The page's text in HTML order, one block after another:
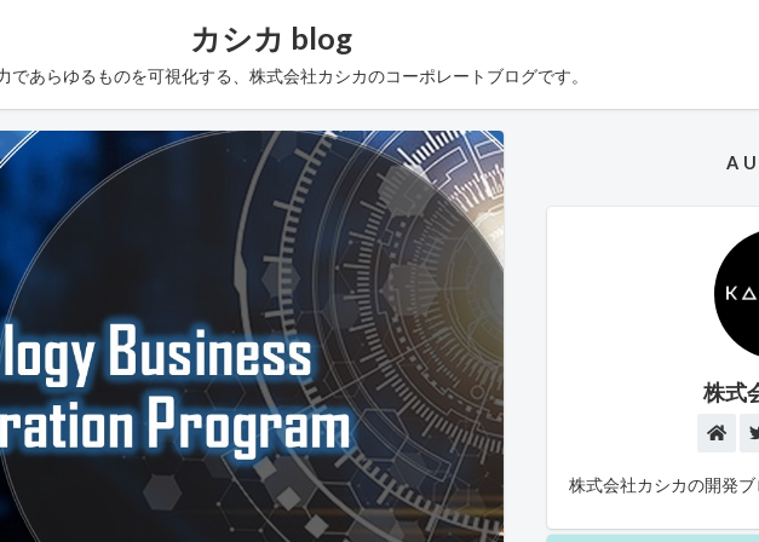
カシカ blog
であらゆるものを可視化する、株式会社カシカのコーポレートブログです。
株式
株式会社カシカの開発ブ